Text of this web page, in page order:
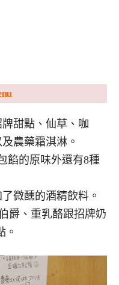
甜點、仙草、咖
農藥霜淇淋。
餡的原味外還有8種
微醺的酒精飲料。
爵、重乳酪跟招牌奶
。